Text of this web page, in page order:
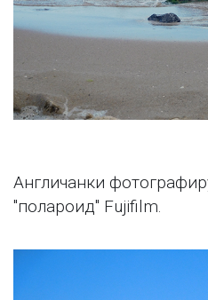
Англичанки
"полароид" Fujifilm.